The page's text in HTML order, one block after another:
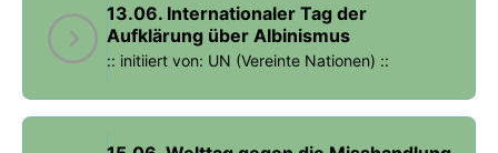
13.06. Internationaler Tag der
Aufklärung über Albinismus
:: initiiert von: UN (Vereinte Nationen) ::